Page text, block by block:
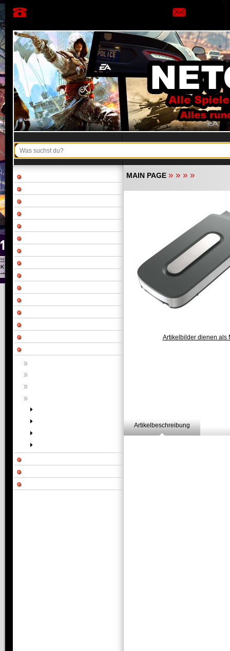
MAIN PAGE » » » »
Artikelbilder dienen als
Artikelbeschreibung